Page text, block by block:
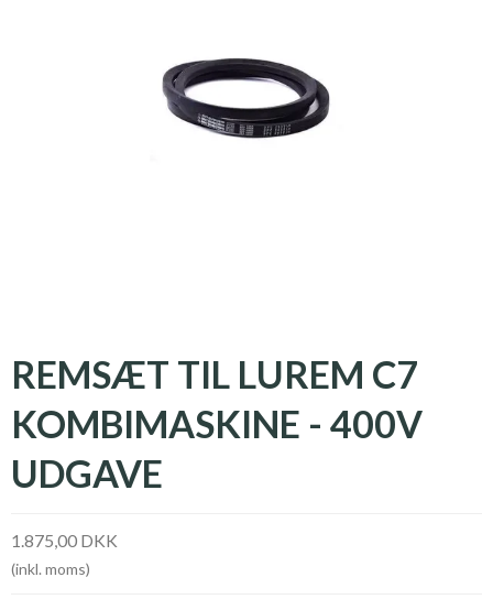
REMSÆT TIL LUREM C7
KOMBIMASKINE - 400V
UDGAVE
1.875,00 DKK
(inkl. moms)